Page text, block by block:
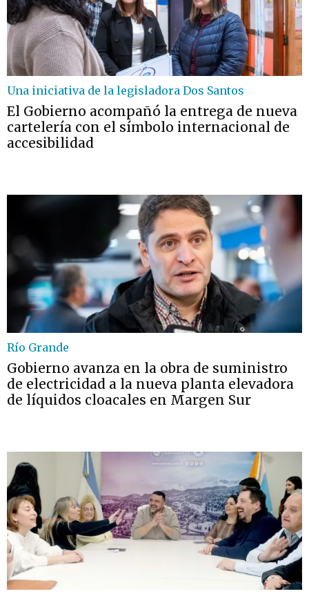
Una iniciativa de la legisladora Dos Santos
El Gobierno acompañó la entrega de nueva
cartelería con el símbolo internacional de
accesibilidad
Río Grande
Gobierno avanza en la obra de suministro
de electricidad a la nueva planta elevadora
de líquidos cloacales en Margen Sur